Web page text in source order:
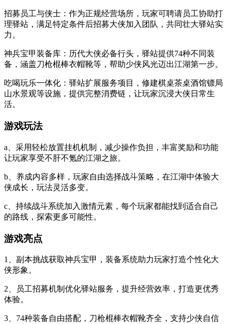
招募员工与侠士：作为正规经营场所，玩家可聘请员工协助打
理驿站，满足特定条件后招募大侠加入团队，共同壮大驿站实
力。
神兵宝甲装备库：历代大侠必备行头，驿站提供74种不同装
备，涵盖刀枪棍棒衣帽靴等，帮助少侠风光迈出江湖第一步。
吃喝玩乐一体化：驿站扩展服务项目，修建棋桌茶桌酒馆镖局
山水景观等设施，提供完整消费链，让玩家沉浸大侠日常生
活。
游戏玩法
a、采用轻松放置挂机机制，减少操作负担，丰富奖励和功能
让玩家享受不肝不氪的江湖之旅。
b、养成内容多样，玩家自由选择战斗策略，在江湖中体验大
侠成长，玩法灵活多变。
c、持续战斗系统加入激情元素，每个玩家都能找到适合自己
的路线，探索更多可能性。
游戏亮点
1、副本挑战获取神兵宝甲，装备系统助力玩家打造个性化大
侠形象。
2、员工招募机制优化驿站服务，提升经营效率，打造更优秀
体验。
3、74种装备自由搭配，刀枪棍棒衣帽靴齐全，支持少侠自信